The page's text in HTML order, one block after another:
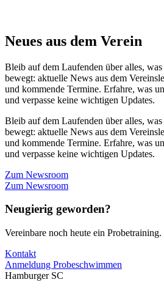
Neues aus dem Verein
Bleib auf dem Laufenden über alles,
bewegt: aktuelle News aus dem
und kommende Termine. Erfahre, was
und verpasse keine wichtigen Updates.
Bleib auf dem Laufenden über alles,
bewegt: aktuelle News aus dem
und kommende Termine. Erfahre, was
und verpasse keine wichtigen Updates.
Zum Newsroom
Zum Newsroom
Neugierig geworden?
Vereinbare noch heute ein Probetraining.
Kontakt
Anmeldung Probeschwimmen
Hamburger SC